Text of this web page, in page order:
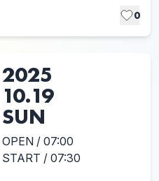
0
2025
10.19
SUN
OPEN / 07:00
START / 07:30